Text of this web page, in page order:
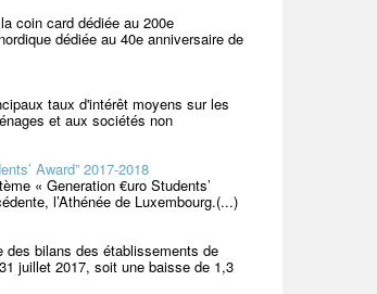
coin card dédiée au 200e
dédiée au 40e anniversaire de
taux d'intérêt moyens sur les
et aux sociétés non
Award” 2017-2018
« Generation €uro Students’
l’Athénée de Luxembourg.(...)
des bilans des établissements de
juillet 2017, soit une baisse de 1,3